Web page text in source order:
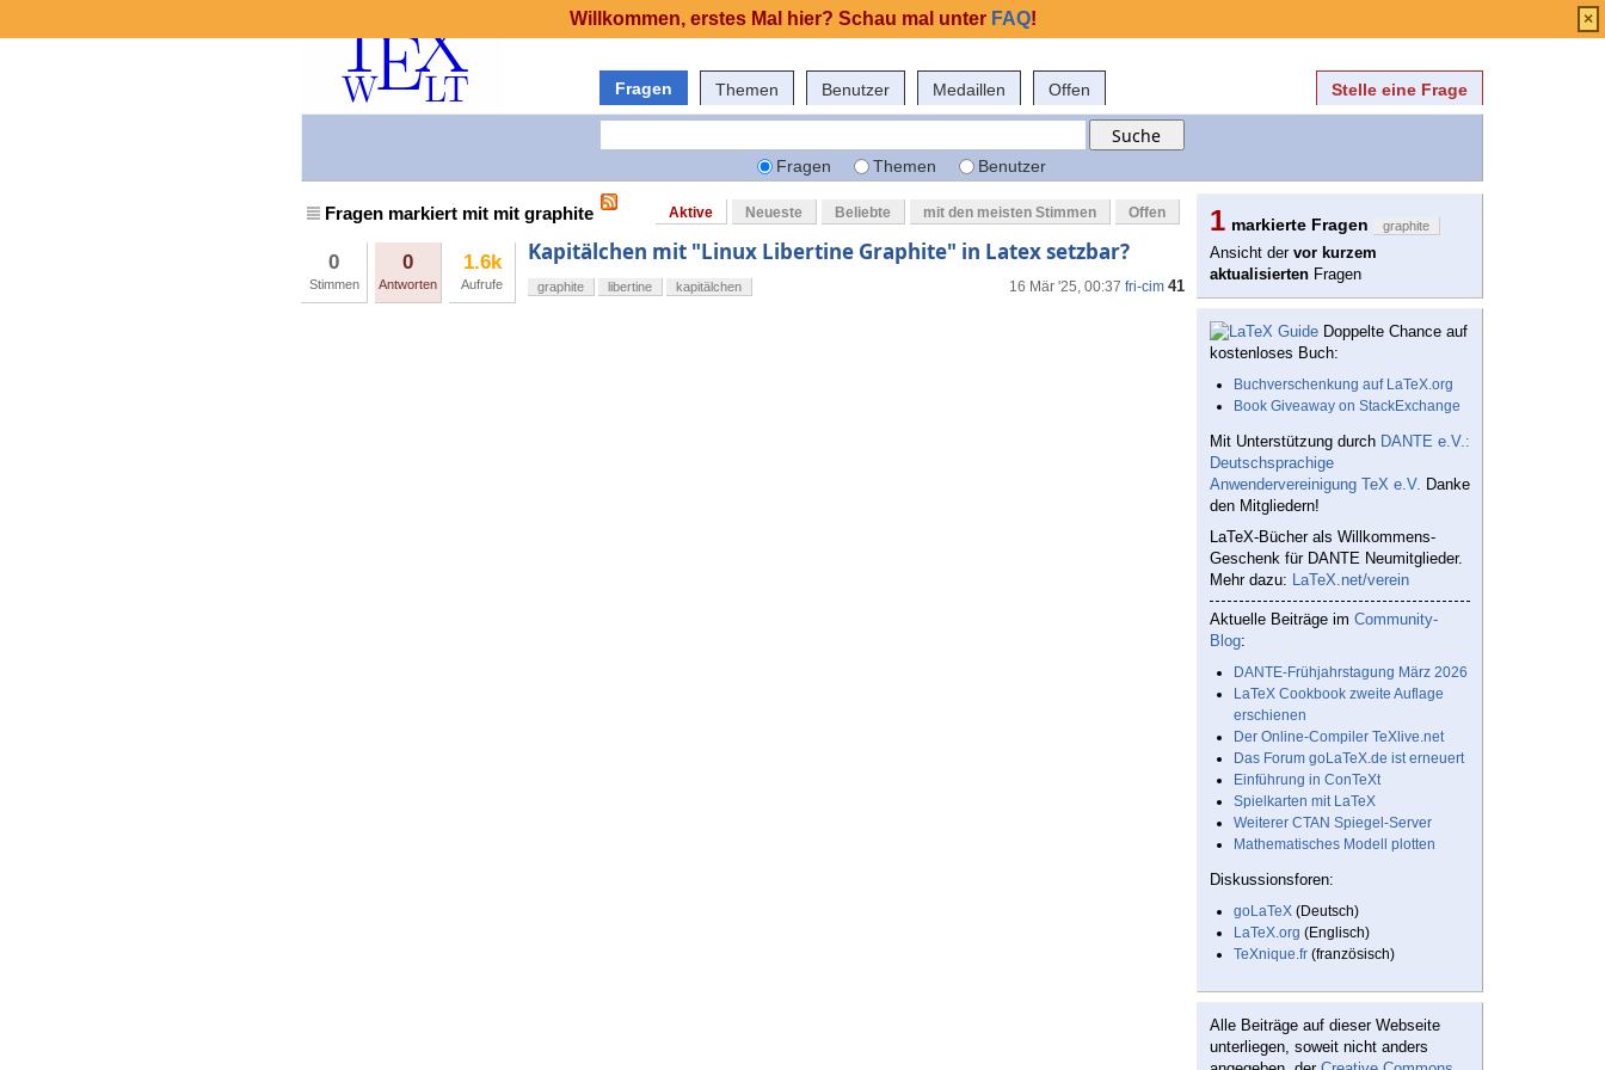
Fragen Themen Benutzer Medaillen Offen Stelle eine Frage
Fragen Themen Benutzer
Fragen markiert mit mit graphite Aktive Neueste Beliebte mit den meisten Stimmen Offen
0
Stimmen
0
Antworten
1.6k
Aufrufe
Kapitälchen mit "Linux Libertine Graphite" in Latex setzbar?
16 Mär '25, 00:37 fri-cim 41
graphite libertine kapitälchen
1 markierte Fragen graphite
Ansicht der vor kurzem
aktualisierten Fragen
Doppelte Chance auf
kostenloses Buch:
Buchverschenkung auf LaTeX.org
Book Giveaway on StackExchange
Mit Unterstützung durch DANTE e.V.:
Deutschsprachige
Anwendervereinigung TeX e.V. Danke
den Mitgliedern!
LaTeX-Bücher als Willkommens-
Geschenk für DANTE Neumitglieder.
Mehr dazu: LaTeX.net/verein
Aktuelle Beiträge im Community-
Blog:
DANTE-Frühjahrstagung März 2026
LaTeX Cookbook zweite Auflage
erschienen
Der Online-Compiler TeXlive.net
Das Forum goLaTeX.de ist erneuert
Einführung in ConTeXt
Spielkarten mit LaTeX
Weiterer CTAN Spiegel-Server
Mathematisches Modell plotten
Diskussionsforen:
goLaTeX (Deutsch)
LaTeX.org (Englisch)
TeXnique.fr (französisch)
Alle Beiträge auf dieser Webseite
unterliegen, soweit nicht anders
Willkommen, erstes Mal hier? Schau mal unter FAQ! ×